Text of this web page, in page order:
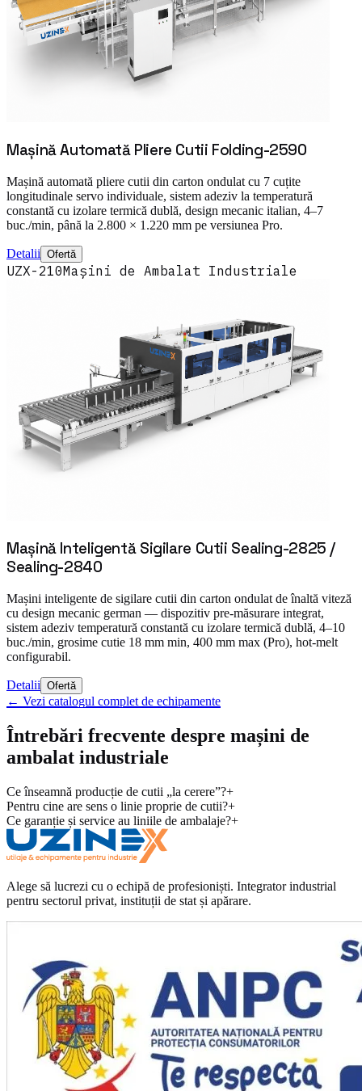
Mașină Automată Pliere Cutii Folding-2590
Mașină automată pliere cutii din carton ondulat cu 7 cuțite
longitudinale servo individuale, sistem adeziv la temperatură
constantă cu izolare termică dublă, design mecanic italian, 4–7
buc./min, până la 2.800 × 1.220 mm pe versiunea Pro.
Detalii Ofertă
UZX-210Mașini de Ambalat Industriale
Mașină Inteligentă Sigilare Cutii Sealing-2825 /
Sealing-2840
Mașini inteligente de sigilare cutii din carton ondulat de înaltă viteză
cu design mecanic german — dispozitiv pre-măsurare integrat,
sistem adeziv temperatură constantă cu izolare termică dublă, 4–10
buc./min, grosime cutie 18 mm min, 400 mm max (Pro), hot-melt
configurabil.
Detalii Ofertă
← Vezi catalogul complet de echipamente
Întrebări frecvente despre mașini de
ambalat industriale
Ce înseamnă producție de cutii „la cerere”?+
Pentru cine are sens o linie proprie de cutii?+
Ce garanție și service au liniile de ambalaje?+
Alege să lucrezi cu o echipă de profesioniști. Integrator industrial
pentru sectorul privat, instituții de stat și apărare.